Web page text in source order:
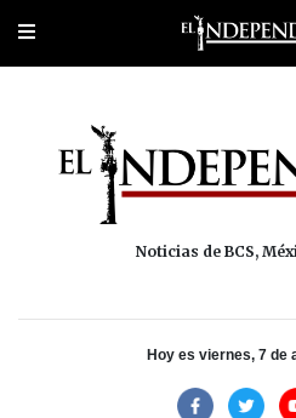
Portada Los Cabos
Noticias de BCS,
Hoy es viernes, 7 de